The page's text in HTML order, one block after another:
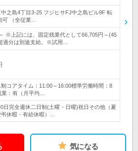
之島4丁目3-25 フジヒサFJ中之島ビル9F 転
可 （全従業…
※上記には、固定残業代として66,705円～(45
過分は別途支給。※試用…
コアタイム：11:00～16:00標準労働時間：8
：有（月平均…
日完全週休二日制(土曜・日曜)祝日その他（夏
休暇・有給休暇）…
気になる